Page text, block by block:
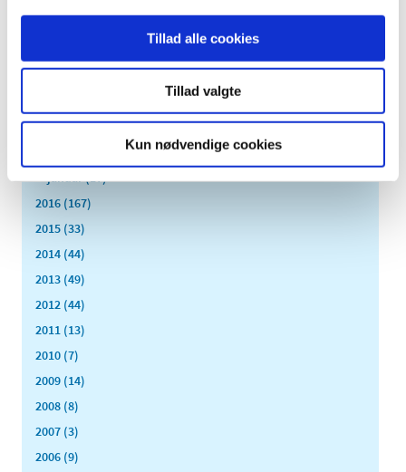
Tillad alle cookies
Tillad valgte
Kun nødvendige cookies
august (12)
juni (15)
januar (17)
2016 (167)
2015 (33)
2014 (44)
2013 (49)
2012 (44)
2011 (13)
2010 (7)
2009 (14)
2008 (8)
2007 (3)
2006 (9)